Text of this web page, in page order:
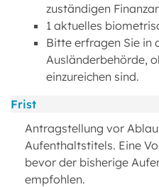
zuständigen
1 aktuelles
Bitte erfragen Sie in
Ausländerbehörde,
einzureichen sind.
Frist
Antragstellung vor
Aufenthaltstitels. Eine
bevor der bisherige
empfohlen.